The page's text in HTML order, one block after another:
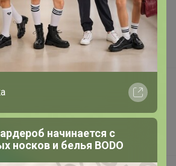
начинается с
носков и белья BODO